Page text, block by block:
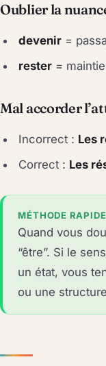
Oublier la
devenir =
rester =
Mal accorder
Incorrect : Les
Correct : Les
MÉTHODE RAPIDE
Quand vous
“être”. Si le
un état, vous
ou une